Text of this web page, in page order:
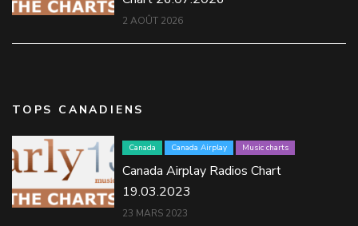
2 AOÛT 2026
TOPS CANADIENS
Canada Canada Airplay Music charts
Canada Airplay Radios Chart
19.03.2023
23 MARS 2023